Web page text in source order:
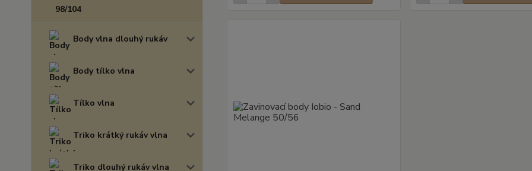
98/104
Body vlna dlouhý rukáv
Body tílko vlna
Tílko vlna
Triko krátký rukáv vlna
Triko dlouhý rukáv vlna